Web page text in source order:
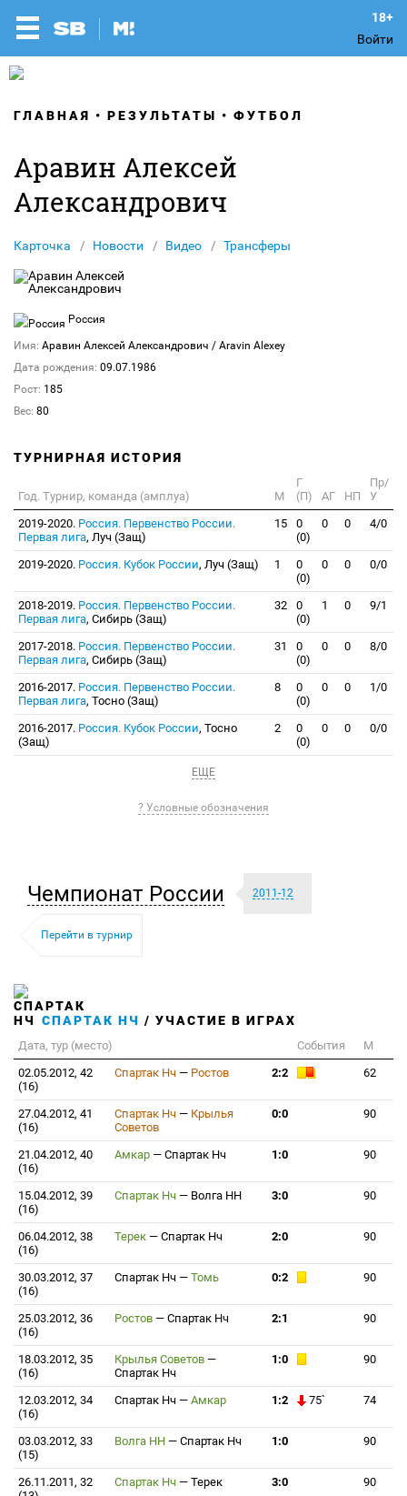
Войти
ГЛАВНАЯ РЕЗУЛЬТАТЫ ФУТБОЛ
Аравин Алексей
Александрович
Карточка Новости Видео Трансферы
Россия
Имя: Аравин Алексей Александрович / Aravin Alexey
Дата рождения: 09.07.1986
Рост: 185
Вес: 80
ТУРНИРНАЯ ИСТОРИЯ
Год. Турнир, команда (амплуа) М
Г
(П)
АГ НП
Пр/
У
2019-2020. Россия. Первенство России.
Первая лига, Луч (Защ)
15
0
(0)
0 0 4/0
2019-2020. Россия. Кубок России, Луч (Защ) 1
0
(0)
0 0 0/0
2018-2019. Россия. Первенство России.
Первая лига, Сибирь (Защ)
32
0
(0)
1 0 9/1
2017-2018. Россия. Первенство России.
Первая лига, Сибирь (Защ)
31
0
(0)
0 0 8/0
2016-2017. Россия. Первенство России.
Первая лига, Тосно (Защ)
8
0
(0)
0 0 1/0
2016-2017. Россия. Кубок России, Тосно
(Защ)
2
0
(0)
0 0 0/0
ЕЩЕ
? Условные обозначения
Чемпионат России 2011-12
Перейти в турнир
СПАРТАК НЧ / УЧАСТИЕ В ИГРАХ
Дата, тур (место) События
М
02.05.2012, 42
(16)
Спартак Нч — Ростов 2:2 62
27.04.2012, 41
(16)
Спартак Нч — Крылья
Советов
0:0 90
21.04.2012, 40
(16)
Амкар — Спартак Нч 1:0 90
15.04.2012, 39
(16)
Спартак Нч — Волга НН 3:0 90
06.04.2012, 38
(16)
Терек — Спартак Нч 2:0 90
30.03.2012, 37
(16)
Спартак Нч — Томь 0:2 90
25.03.2012, 36
(16)
Ростов — Спартак Нч 2:1 90
18.03.2012, 35
(16)
Крылья Советов —
Спартак Нч
1:0 90
12.03.2012, 34
(16)
Спартак Нч — Амкар 1:2 75` 74
03.03.2012, 33
(15)
Волга НН — Спартак Нч 1:0 90
26.11.2011, 32
Спартак Нч — Терек 3:0 90